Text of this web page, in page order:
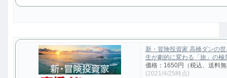
新・冒険投資家 高橋ダンの
生が劇的に変わる「旅」の極
価格：1650円（税込、送料
(2021/4/25時点)